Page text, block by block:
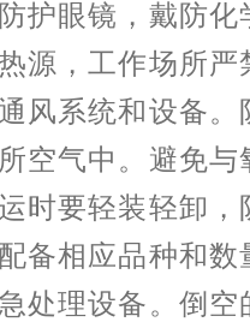
护眼镜，戴防化
源，工作场所严
风系统和设备。
空气中。避免与
时要轻装轻卸，
备相应品种和数
处理设备。倒空